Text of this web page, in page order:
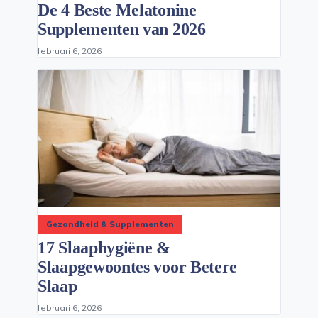
De 4 Beste Melatonine
Supplementen van 2026
februari 6, 2026
Gezondheid & Supplementen
17 Slaaphygiëne &
Slaapgewoontes voor Betere
Slaap
februari 6, 2026